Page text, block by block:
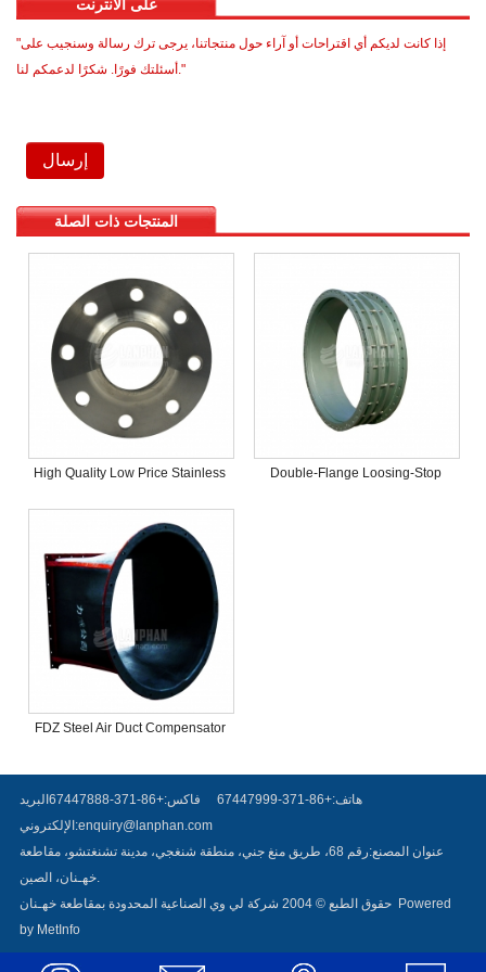
على الانترنت
"إذا كانت لديكم أي اقتراحات أو آراء حول منتجاتنا، يرجى ترك رسالة وسنجيب على
أسئلتك فورًا. شكرًا لدعمكم لنا."
المنتجات ذات الصلة
High Quality Low Price Stainless
Double-Flange Loosing-Stop
FDZ Steel Air Duct Compensator
هاتف:+86-371-67447999 فاكس:+86-371-67447888
البريد
الإلكتروني:enquiry@lanphan.com
عنوان المصنع:رقم 68، طريق منغ جني، منطقة شنغجي، مدينة تشنغتشو، مقاطعة
خهـنان، الصين.
حقوق الطبع © 2004 شركة لي وي الصناعية المحدودة بمقاطعة خهـنان Powered
by MetInfo